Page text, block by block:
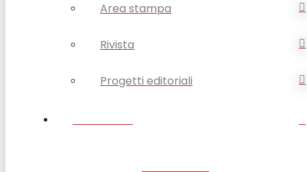
Area stampa
Rivista
Progetti editoriali